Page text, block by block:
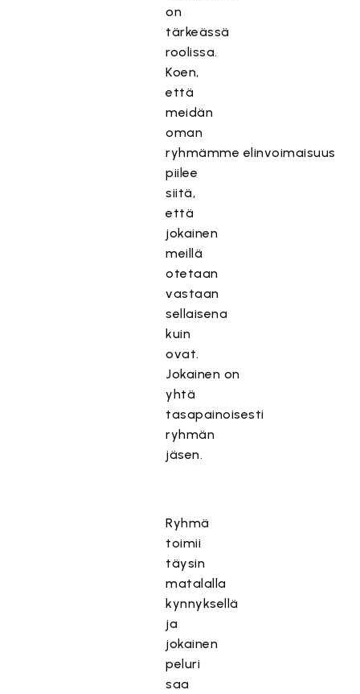
on
tärkeässä
roolissa.
Koen,
että
meidän
oman
ryhmämme elinvoimaisuus
piilee
siitä,
että
jokainen
meillä
otetaan
vastaan
sellaisena
kuin
ovat.
Jokainen on
yhtä
tasapainoisesti
ryhmän
jäsen.
Ryhmä
toimii
täysin
matalalla
kynnyksellä
ja
jokainen
peluri
saa